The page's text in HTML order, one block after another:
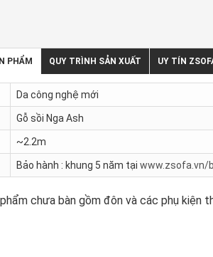
PHẨM QUY TRÌNH SẢN XUẤT UY TÍN
Da công nghệ mới
Gỗ sồi Nga Ash
~2.2m
Bảo hành : khung 5 năm tại www.zsofa.vn/
chưa bàn gồm đôn và các phụ kiện